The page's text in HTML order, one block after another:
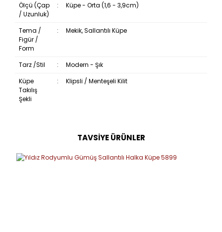
Ölçü (Çap
/ Uzunluk)
: Küpe - Orta (1,6 - 3,9cm)
Tema /
Figür /
Form
: Mekik, Sallantılı Küpe
Tarz /Stil :
Modern - Şık
Küpe
Takılış
Şekli
: Klipsli / Menteşeli Kilit
TAVSİYE ÜRÜNLER